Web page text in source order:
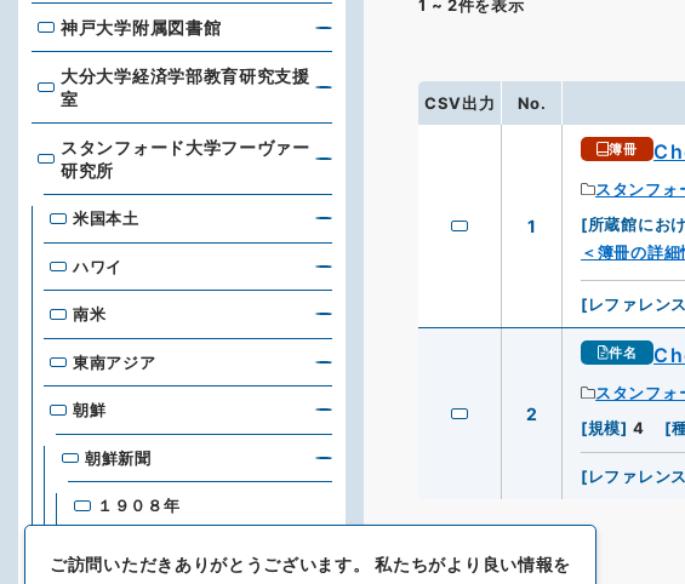
1 ~ 2件を表示
CSV出力 No.
1
簿冊
スタンフォ
[所蔵館にお
＜簿冊の詳
[レファレン
2
件名
スタンフォ
[規模] 4 [
[レファレン
神戸大学附属図書館
神戸大学附属図書館
大分大学経済学部教育研究支援室
大分大学経済学部教育研究支援
室
スタンフォード大学フーヴァー研究所
スタンフォード大学フーヴァー
研究所
米国本土
ハワイ
南米
東南アジア
朝鮮
朝鮮新聞
１９０８年
１９０９年
ご訪問いただきありがとうございます。私たちがより良い情報を